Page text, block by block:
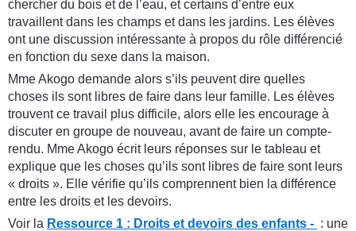
chercher du bois et de l’eau, et certains d’entre eux
travaillent dans les champs et dans les jardins. Les élèves
ont une discussion intéressante à propos du rôle différencié
en fonction du sexe dans la maison.
Mme Akogo demande alors s’ils peuvent dire quelles
choses ils sont libres de faire dans leur famille. Les élèves
trouvent ce travail plus difficile, alors elle les encourage à
discuter en groupe de nouveau, avant de faire un compte-
rendu. Mme Akogo écrit leurs réponses sur le tableau et
explique que les choses qu’ils sont libres de faire sont leurs
« droits ». Elle vérifie qu’ils comprennent bien la différence
entre les droits et les devoirs.
Voir la Ressource 1 : Droits et devoirs des enfants - : une